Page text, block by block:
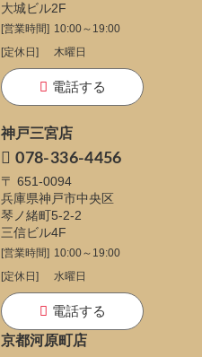
大城ビル2F
[営業時間] 10:00～19:00
[定休日]
木曜日
電話する
神戸三宮店
078-336-4456
〒 651-0094
兵庫県神戸市中央区
琴ノ緒町5-2-2
三信ビル4F
[営業時間] 10:00～19:00
[定休日]
水曜日
電話する
京都河原町店